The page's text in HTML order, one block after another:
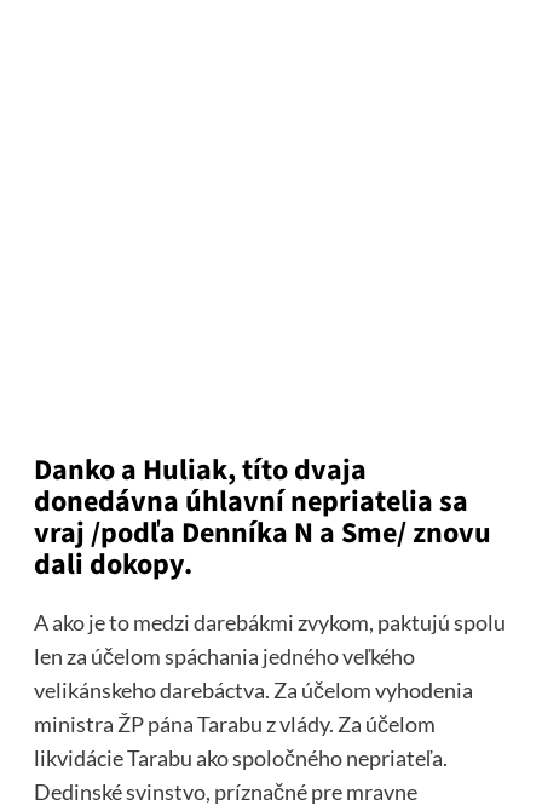
Danko a Huliak, títo dvaja
donedávna úhlavní nepriatelia sa
vraj /podľa Denníka N a Sme/ znovu
dali dokopy.
A ako je to medzi darebákmi zvykom, paktujú spolu
len za účelom spáchania jedného veľkého
velikánskeho darebáctva. Za účelom vyhodenia
ministra ŽP pána Tarabu z vlády. Za účelom
likvidácie Tarabu ako spoločného nepriateľa.
Dedinské svinstvo, príznačné pre mravne